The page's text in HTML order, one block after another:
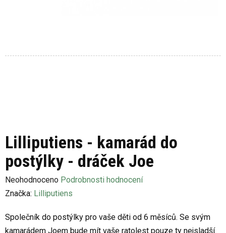
Lilliputiens - kamarád do
postýlky - dráček Joe
Průměrné
hodnocení
je
Neohodnoceno Podrobnosti hodnocení
Značka: Lilliputiens
Společník do postýlky pro vaše děti od 6 měsíců. Se svým
kamarádem Joem bude mít vaše ratolest pouze ty nejsladší